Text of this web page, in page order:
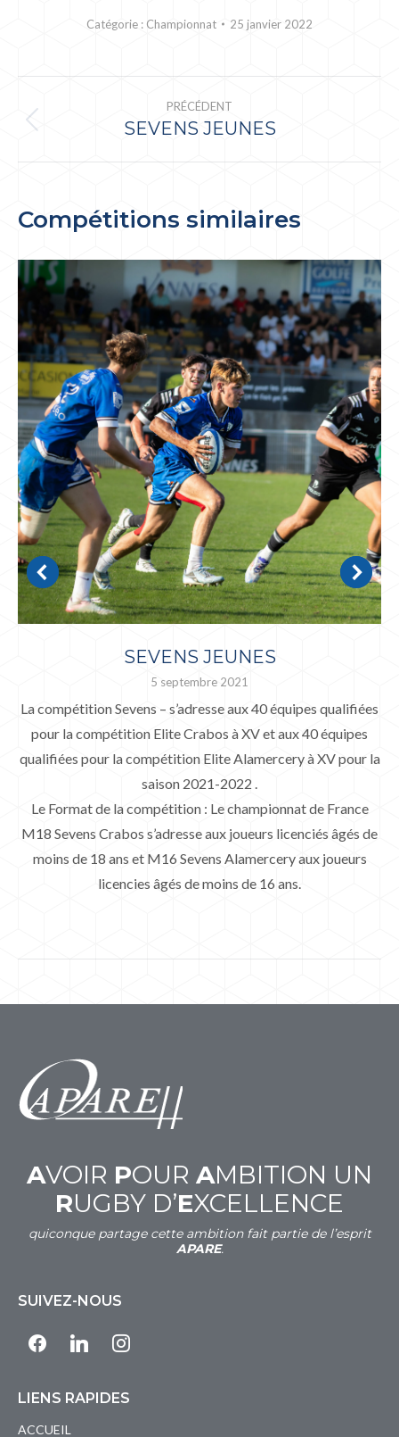
Catégorie : Championnat 25 janvier 2022
DE
PRÉCÉDENT
Onglet
SEVENS JEUNES
Compétitions similaires
SEVENS JEUNES
5 septembre 2021
La compétition Sevens – s’adresse aux 40 équipes qualifiées
pour la compétition Elite Crabos à XV et aux 40 équipes
qualifiées pour la compétition Elite Alamercery à XV pour la
saison 2021-2022 .
Le Format de la compétition : Le championnat de France
M18 Sevens Crabos s’adresse aux joueurs licenciés âgés de
moins de 18 ans et M16 Sevens Alamercery aux joueurs
licencies âgés de moins de 16 ans.
AVOIR POUR AMBITION UN
RUGBY D’EXCELLENCE
quiconque partage cette ambition fait partie de l’esprit
APARE.
SUIVEZ-NOUS
facebooklinkedin instagram
LIENS RAPIDES
ACCUEIL